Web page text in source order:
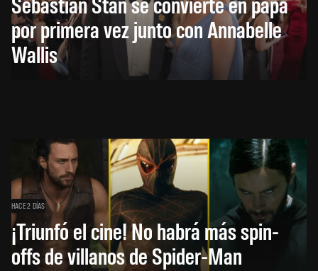
por primera vez junto con Annabelle
Wallis
HACE 2 DÍAS
¡Triunfó el cine! No habrá más spin-
offs de villanos de Spider-Man